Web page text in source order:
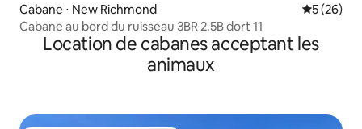
Cabane ⋅ New Richmond
5 (26)
Cabane au bord du ruisseau 3BR 2.5B dort 11
Location de cabanes acceptant les
animaux